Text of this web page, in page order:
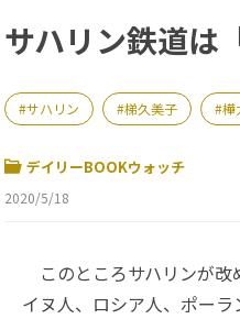
サハリン鉄道は
サハリン 梯久美子 樺
デイリーBOOKウォッチ
2020/5/18
このところサハリンが改
イヌ人、ロシア人、ポー